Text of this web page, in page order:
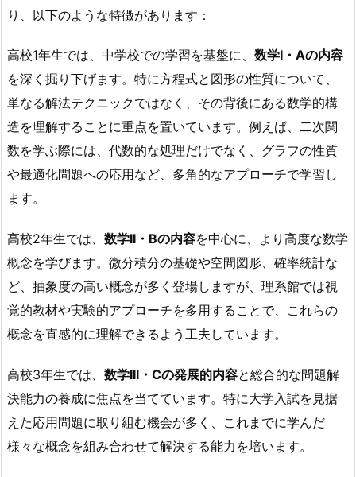
り、以下のような特徴があります：
高校1年生では、中学校での学習を基盤に、 数学I・Aの内容
を深く掘り下げます。特に方程式と図形の性質について、
単なる解法テクニックではなく、その背後にある数学的構
造を理解することに重点を置いています。例えば、二次関
数を学ぶ際には、代数的な処理だけでなく、グラフの性質
や最適化問題への応用など、多角的なアプローチで学習し
ます。
高校2年生では、 数学II・Bの内容を中心に、より高度な数学
概念を学びます。微分積分の基礎や空間図形、確率統計な
ど、抽象度の高い概念が多く登場しますが、理系館では視
覚的教材や実験的アプローチを多用することで、これらの
概念を直感的に理解できるよう工夫しています。
高校3年生では、 数学III・Cの発展的内容と総合的な問題解
決能力の養成に焦点を当てています。特に大学入試を見据
えた応用問題に取り組む機会が多く、これまでに学んだ
様々な概念を組み合わせて解決する能力を培います。